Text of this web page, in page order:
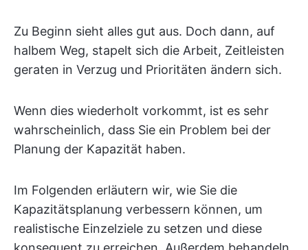
Zu Beginn sieht alles gut aus. Doch dann, auf
halbem Weg, stapelt sich die Arbeit, Zeitleisten
geraten in Verzug und Prioritäten ändern sich.
Wenn dies wiederholt vorkommt, ist es sehr
wahrscheinlich, dass Sie ein Problem bei der
Planung der Kapazität haben.
Im Folgenden erläutern wir, wie Sie die
Kapazitätsplanung verbessern können, um
realistische Einzelziele zu setzen und diese